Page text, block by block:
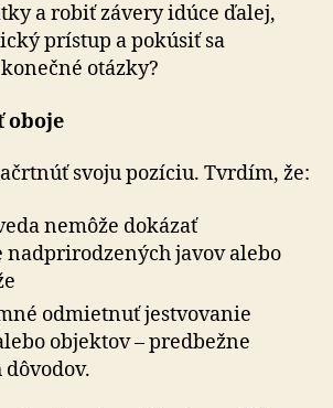
a robiť závery idúce ďa­lej,
prístup a pokúsiť sa
otázky?
oboje
svoju pozíciu. Tvrdím, že:
nemôže dokázať
nad­pri­ro­dze­ných javov alebo
odmietnuť jestvovanie
objektov – predbežne
dôvodov.